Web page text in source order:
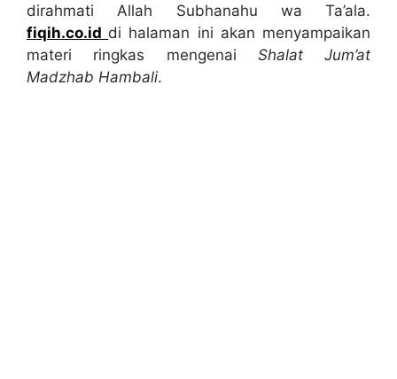
dirahmati Allah Subhanahu wa Ta’ala.
fiqih.co.id di halaman ini akan menyampaikan
materi ringkas mengenai Shalat Jum’at
Madzhab Hambali.